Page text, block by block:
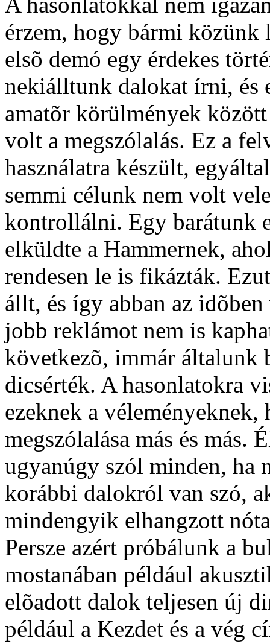
érzem, hogy bármi közünk
elsõ demó egy érdekes
nekiálltunk dalokat írni, és
amatõr körülmények
volt a megszólalás. Ez a
használatra készült,
semmi célunk nem volt
kontrollálni. Egy barátunk
elküldte a Hammernek,
rendesen le is fikázták.
állt, és így abban az
jobb reklámot nem is
következõ, immár általunk
dicsérték. A hasonlatokra
ezeknek a
megszólalása más és
ugyanúgy szól minden, ha
korábbi dalokról van szó,
mindengyik elhangzott
Persze azért próbálunk a
mostanában például
elõadott dalok teljesen új
például a Kezdet és a vég